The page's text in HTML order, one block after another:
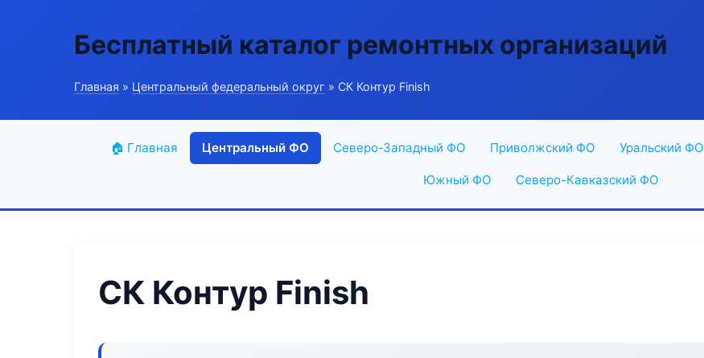
Бесплатный каталог ремонтных организаций
Главная » Центральный федеральный округ » СК Контур Finish
🏠 Главная Центральный ФО Северо-Западный ФО Приволжский ФО Уральский ФО
Южный ФО Северо-Кавказский ФО
СК Контур Finish